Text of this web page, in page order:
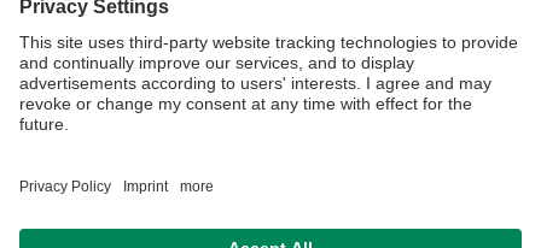
Sollten Sie Interesse an der Teilnahme an der Veranstaltung
haben, melden Sie sich bitte bei Dr. Lena van der Hoven
(Lena.van-der-Hoven@uni-bayreuth.de) an. Eine Zoom-
Einladung wird Ihnen dann zugeschickt.